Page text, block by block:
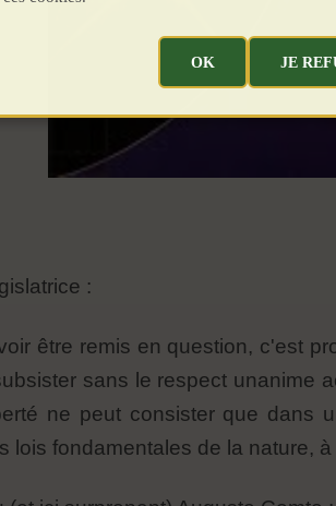
:
être remis en question, c'est
sans le respect unanime
ne peut consister que dans
lois fondamentales de la nature,
OK JE